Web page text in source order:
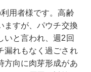
用者様です。高齢
ますが、パウチ交換
いと言われ、週2回
漏れもなく過ごされ
方向に肉芽形成があ